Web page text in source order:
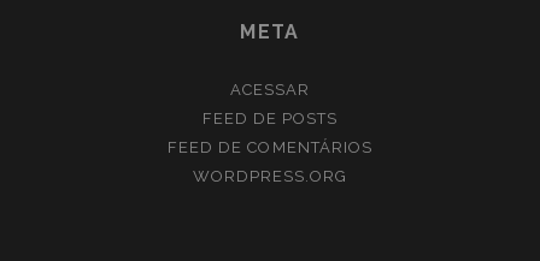
META
ACESSAR
FEED DE POSTS
FEED DE COMENTÁRIOS
WORDPRESS.ORG